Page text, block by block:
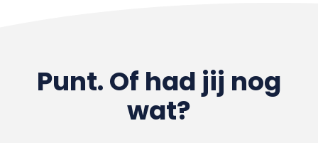
Punt. Of had jij nog
wat?